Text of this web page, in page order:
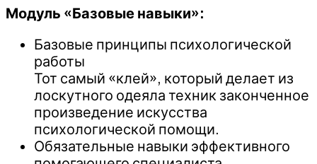
Модуль «Базовые навыки»:
Базовые принципы психологической
работы
Тот самый «клей», который делает из
лоскутного одеяла техник законченное
произведение искусства
психологической помощи.
Обязательные навыки эффективного